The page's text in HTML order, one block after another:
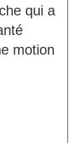
qui a
motion